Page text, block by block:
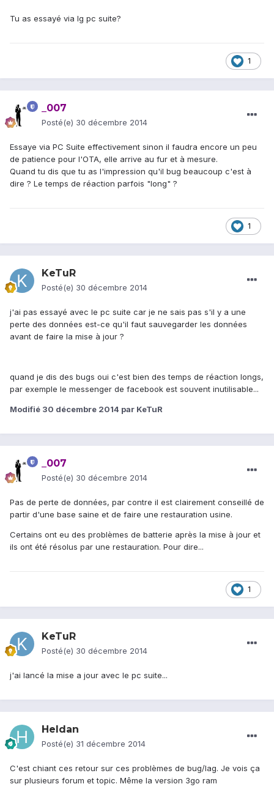
Tu as essayé via lg pc suite?
1
_007
Posté(e) 30 décembre 2014
Essaye via PC Suite effectivement sinon il faudra encore un peu
de patience pour l'OTA, elle arrive au fur et à mesure.
Quand tu dis que tu as l'impression qu'il bug beaucoup c'est à
dire ? Le temps de réaction parfois "long" ?
1
KeTuR
Posté(e) 30 décembre 2014
j'ai pas essayé avec le pc suite car je ne sais pas s'il y a une
perte des données est-ce qu'il faut sauvegarder les données
avant de faire la mise à jour ?
quand je dis des bugs oui c'est bien des temps de réaction longs,
par exemple le messenger de facebook est souvent inutilisable...
Modifié 30 décembre 2014 par KeTuR
_007
Posté(e) 30 décembre 2014
Pas de perte de données, par contre il est clairement conseillé de
partir d'une base saine et de faire une restauration usine.
Certains ont eu des problèmes de batterie après la mise à jour et
ils ont été résolus par une restauration. Pour dire...
1
KeTuR
Posté(e) 30 décembre 2014
j'ai lancé la mise a jour avec le pc suite...
Heldan
Posté(e) 31 décembre 2014
C'est chiant ces retour sur ces problèmes de bug/lag. Je vois ça
sur plusieurs forum et topic. Même la version 3go ram